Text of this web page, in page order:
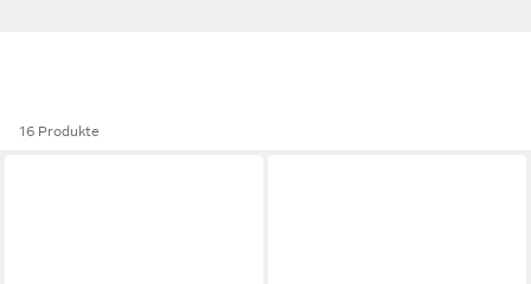
16 Produkte